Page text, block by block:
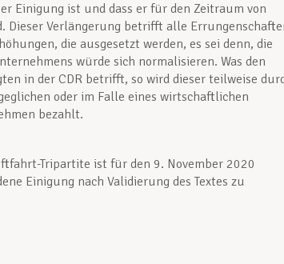
Einigung ist und dass er für den Zeitraum von
Dieser Verlängerung betrifft alle
die ausgesetzt werden, es sei denn, die
würde sich normalisieren. Was den
in der CDR betrifft, so wird dieser teilweise
oder im Falle eines wirtschaftlichen
bezahlt.
Tripartite ist für den 9. November 2020
Einigung nach Validierung des Textes zu